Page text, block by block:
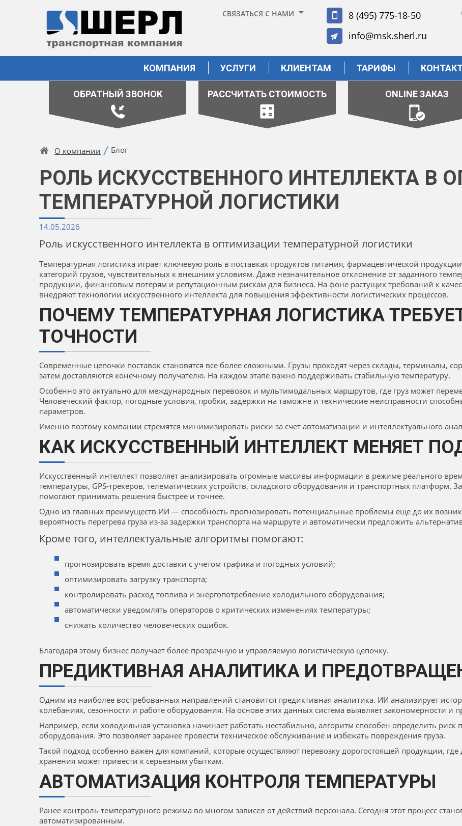
СВЯЗАТЬСЯ С НАМИ
8 (495) 775-18-50
info@msk.sherl.ru
КОМПАНИЯ УСЛУГИ КЛИЕНТАМ ТАРИФЫ
ОБРАТНЫЙ ЗВОНОК РАССЧИТАТЬ СТОИМОСТЬ ONLINE ЗАКАЗ
О компании Блог
РОЛЬ ИСКУССТВЕННОГО ИНТЕЛЛЕКТА В
ТЕМПЕРАТУРНОЙ ЛОГИСТИКИ
14.05.2026
Роль искусственного интеллекта в оптимизации температурной логистики
Температурная логистика играет ключевую роль в поставках продуктов питания, фармацевтической
категорий грузов, чувствительных к внешним условиям. Даже незначительное отклонение от заданного
продукции, финансовым потерям и репутационным рискам для бизнеса. На фоне растущих требований к
внедряют технологии искусственного интеллекта для повышения эффективности логистических процессов.
ПОЧЕМУ ТЕМПЕРАТУРНАЯ ЛОГИСТИКА
ТОЧНОСТИ
Современные цепочки поставок становятся все более сложными. Грузы проходят через склады, терминалы,
затем доставляются конечному получателю. На каждом этапе важно поддерживать стабильную температуру.
Особенно это актуально для международных перевозок и мультимодальных маршрутов, где груз может
Человеческий фактор, погодные условия, пробки, задержки на таможне и технические неисправности
параметров.
Именно поэтому компании стремятся минимизировать риски за счет автоматизации и интеллектуального
КАК ИСКУССТВЕННЫЙ ИНТЕЛЛЕКТ МЕНЯЕТ
Искусственный интеллект позволяет анализировать огромные массивы информации в режиме реального
температуры, GPS-трекеров, телематических устройств, складского оборудования и транспортных платформ.
помогают принимать решения быстрее и точнее.
Одно из главных преимуществ ИИ — способность прогнозировать потенциальные проблемы еще до их
вероятность перегрева груза из-за задержки транспорта на маршруте и автоматически предложить
Кроме того, интеллектуальные алгоритмы помогают:
прогнозировать время доставки с учетом трафика и погодных условий;
оптимизировать загрузку транспорта;
контролировать расход топлива и энергопотребление холодильного оборудования;
автоматически уведомлять операторов о критических изменениях температуры;
снижать количество человеческих ошибок.
Благодаря этому бизнес получает более прозрачную и управляемую логистическую цепочку.
ПРЕДИКТИВНАЯ АНАЛИТИКА И
Одним из наиболее востребованных направлений становится предиктивная аналитика. ИИ анализирует
колебаниях, сезонности и работе оборудования. На основе этих данных система выявляет закономерности и
Например, если холодильная установка начинает работать нестабильно, алгоритм способен определить риск
оборудования. Это позволяет заранее провести техническое обслуживание и избежать повреждения груза.
Такой подход особенно важен для компаний, которые осуществляют перевозку дорогостоящей продукции,
хранения может привести к серьезным убыткам.
АВТОМАТИЗАЦИЯ КОНТРОЛЯ ТЕМПЕРАТУРЫ
Ранее контроль температурного режима во многом зависел от действий персонала. Сегодня этот процесс
автоматизированным.